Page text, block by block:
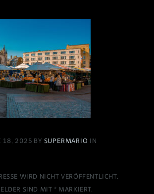
18, 2025 BY SUPERMARIO IN
WIRD NICHT VERÖFFENTLICHT.
SIND MIT* MARKIERT.